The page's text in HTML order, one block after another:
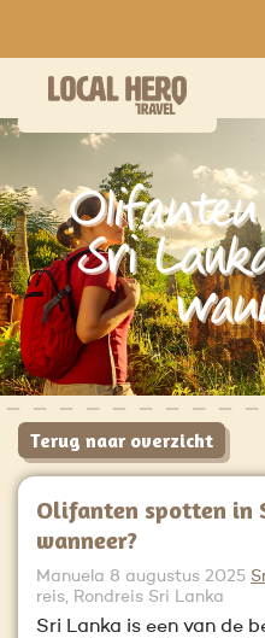
Sri
Olifanten spotten in
wanneer?
Manuela 8 augustus 2025
reis, Rondreis Sri Lanka
Sri Lanka is een van de
Terug naar overzicht